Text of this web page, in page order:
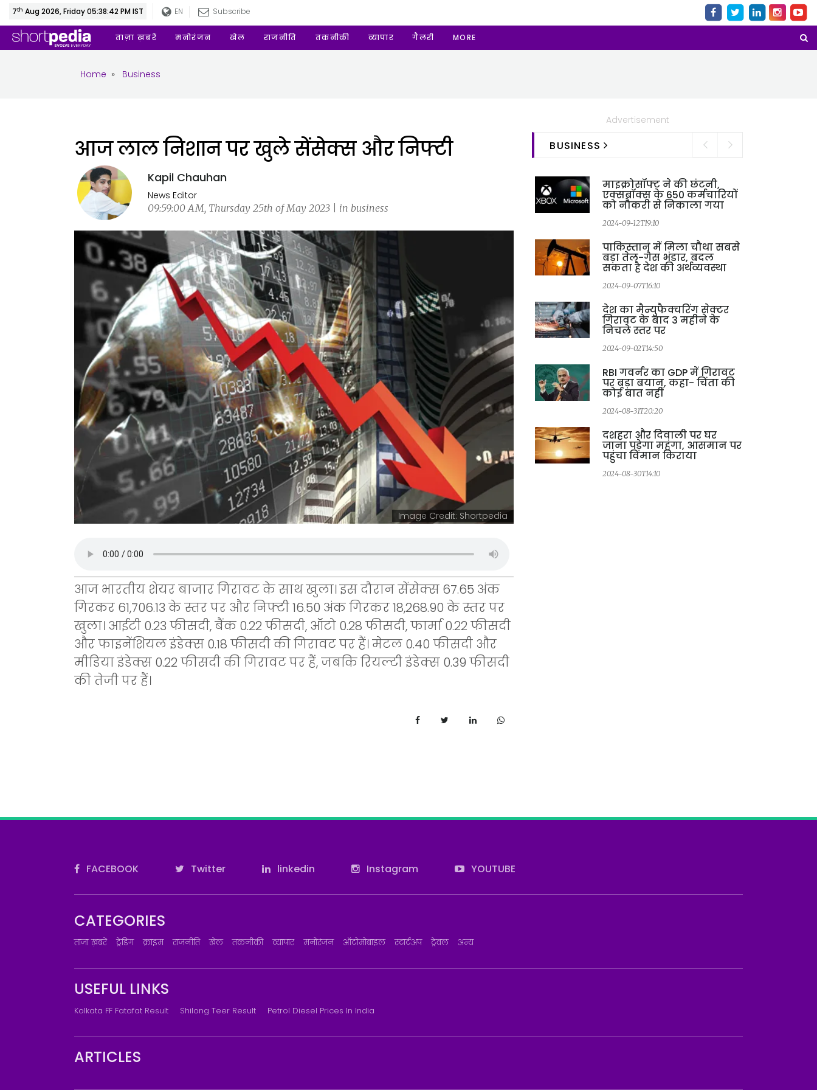
7th Aug 2026, Friday 05:38:43 PM IST EN Subscribe
ताज़ा ख़बरें मनोरंजन खेल राजनीति तकनीकी व्यापार गैलरी MORE
Home » Business
आज लाल निशान पर खुले सेंसेक्स और निफ्टी
Kapil Chauhan
News Editor
09:59:00 AM, Thursday 25th of May 2023 | in business
Image Credit: Shortpedia
आज भारतीय शेयर बाजार गिरावट के साथ खुला। इस दौरान सेंसेक्स 67.65 अंक
गिरकर 61,706.13 के स्तर पर और निफ्टी 16.50 अंक गिरकर 18,268.90 के स्तर पर
खुला। आईटी 0.23 फीसदी, बैंक 0.22 फीसदी, ऑटो 0.28 फीसदी, फार्मा 0.22 फीसदी
और फाइनेंशियल इंडेक्स 0.18 फीसदी की गिरावट पर हैं। मेटल 0.40 फीसदी और
मीडिया इंडेक्स 0.22 फीसदी की गिरावट पर हैं, जबकि रियल्टी इंडेक्स 0.39 फीसदी
की तेजी पर हैं।
Advertisement
BUSINESS
माइक्रोसॉफ्ट ने की छंटनी,
एक्सबॉक्स के 650 कर्मचारियों
को नौकरी से निकाला गया
2024-09-12T19:10
पाकिस्तान में मिला चौथा सबसे
बड़ा तेल-गैस भंडार, बदल
सकता है देश की अर्थव्यवस्था
2024-09-07T16:10
देश का मैन्युफैक्चरिंग सेक्टर
गिरावट के बाद 3 महीने के
निचले स्तर पर
2024-09-02T14:50
RBI गवर्नर का GDP में गिरावट
पर बड़ा बयान, कहा- चिंता की
कोई बात नहीं
2024-08-31T20:20
दशहरा और दिवाली पर घर
जाना पड़ेगा महंगा, आसमान पर
पहुंचा विमान किराया
2024-08-30T14:10
FACEBOOK Twitter linkedin Instagram YOUTUBE
CATEGORIES
ताज़ा ख़बरें ट्रेंडिंग क्राइम राजनीति खेल तकनीकी व्यापार मनोरंजन ऑटोमोबाइल स्टार्टअप ट्रेवल अन्य
USEFUL LINKS
Kolkata FF Fatafat Result Shilong Teer Result Petrol Diesel Prices In India
ARTICLES